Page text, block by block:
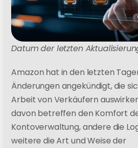
Datum der letzten
Amazon hat in den letzten
Änderungen angekündigt, die
Arbeit von Verkäufern
davon betreffen den Komfort
Kontoverwaltung, andere die
weitere die Art und Weise der